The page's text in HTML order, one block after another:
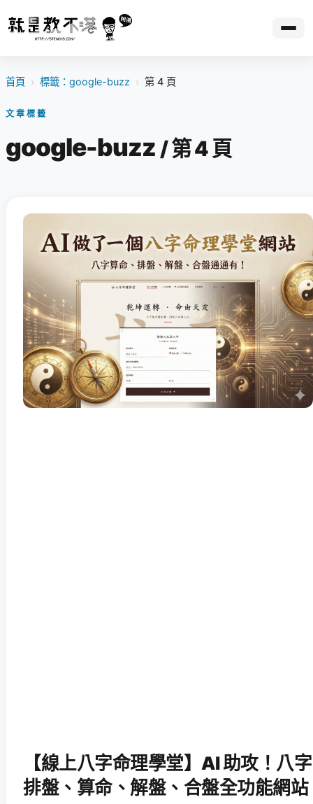
首頁 › 標籤：google-buzz › 第 4 頁
文章標籤
google-buzz / 第 4 頁
【線上八字命理學堂】AI 助攻！八字
排盤、算命、解盤、合盤全功能網站